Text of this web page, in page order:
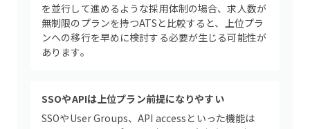
を並行して進めるような採用体制の場合、求人数が
無制限のプランを持つATSと比較すると、上位プラ
ンへの移行を早めに検討する必要が生じる可能性が
あります。
SSOやAPIは上位プラン前提になりやすい
SSOやUser Groups、API accessといった機能は